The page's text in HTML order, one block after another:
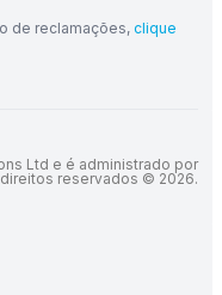
de reclamações, clique
Ltd e é administrado por
reservados © 2026.